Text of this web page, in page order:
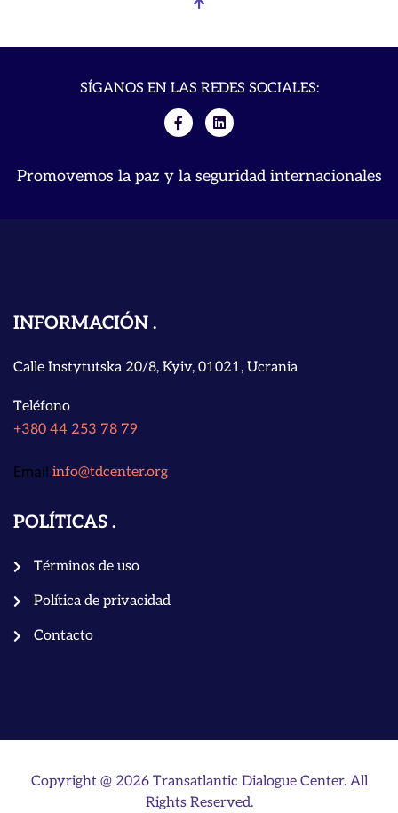
SÍGANOS EN LAS REDES SOCIALES:
Promovemos la paz y la seguridad internacionales
INFORMACIÓN
Calle Instytutska 20/8, Kyiv, 01021, Ucrania
Teléfono
+380 44 253 78 79
Email:info@tdcenter.org
POLÍTICAS
Términos de uso
Política de privacidad
Contacto
Copyright @ 2026 Transatlantic Dialogue Center. All
Rights Reserved.